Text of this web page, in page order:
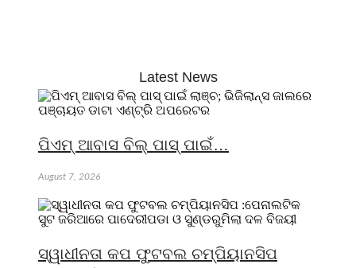
Latest News
ପିଏମ୍ ଆବାସ ବିଲ୍ ପାସ୍ ପାଇଁ…
August 7, 2026
ସ୍ୱାଧୀନତା କପ ଫୁଟବଲ ଚମ୍ପିୟାନସିପ